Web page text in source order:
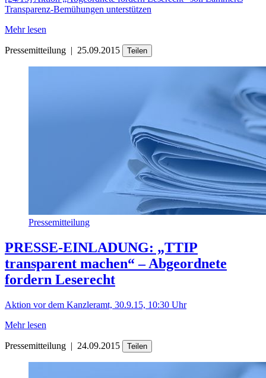
Transparenz-Bemühungen unterstützen
Mehr lesen
Pressemitteilung | 25.09.2015 Teilen
Pressemitteilung
PRESSE-EINLADUNG: „TTIP
transparent machen“ – Abgeordnete
fordern Leserecht
Aktion vor dem Kanzleramt, 30.9.15, 10:30 Uhr
Mehr lesen
Pressemitteilung | 24.09.2015 Teilen